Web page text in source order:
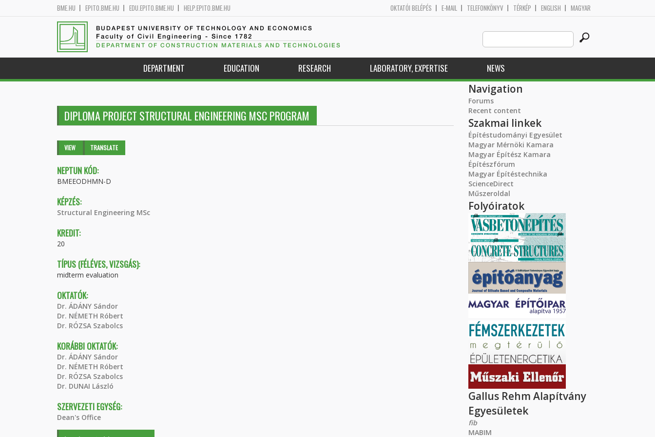
BME.HU EPITO.BME.HU EDU.EPITO.BME.HU HELP.EPITO.BME.HU OKTATÓI BELÉPÉS E-MAIL TELEFONKÖNYV TÉRKÉP ENGLISH MAGYAR
BUDAPEST UNIVERSITY OF TECHNOLOGY AND ECONOMICS
Faculty of Civil Engineering - Since 1782
DEPARTMENT OF CONSTRUCTION MATERIALS AND TECHNOLOGIES
Search
this
site
DEPARTMENT EDUCATION RESEARCH LABORATORY, EXPERTISE NEWS
DIPLOMA PROJECT STRUCTURAL ENGINEERING MSC PROGRAM
Primary tabs
VIEW (ACTIVETRANSLATE
NEPTUN KÓD:
BMEEODHMN-D
KÉPZÉS:
Structural Engineering MSc
KREDIT:
20
TÍPUS (FÉLÉVES, VIZSGÁS):
midterm evaluation
OKTATÓK:
Dr. ÁDÁNY Sándor
Dr. NÉMETH Róbert
Dr. RÓZSA Szabolcs
KORÁBBI OKTATÓK:
Dr. ÁDÁNY Sándor
Dr. NÉMETH Róbert
Dr. RÓZSA Szabolcs
Dr. DUNAI László
SZERVEZETI EGYSÉG:
Dean's Office
Navigation
Forums
Recent content
Szakmai linkek
Építéstudományi Egyesület
Magyar Mérnöki Kamara
Magyar Építész Kamara
Építészfórum
Magyar Építéstechnika
ScienceDirect
Műszeroldal
Folyóiratok
Gallus Rehm Alapítvány
Egyesületek
fib
MABIM